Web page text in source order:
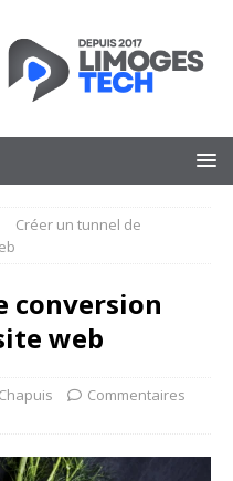
Créer un tunnel de
conversion
web
Commentaires